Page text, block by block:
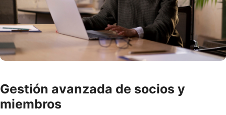
Gestión avanzada de socios y
miembros